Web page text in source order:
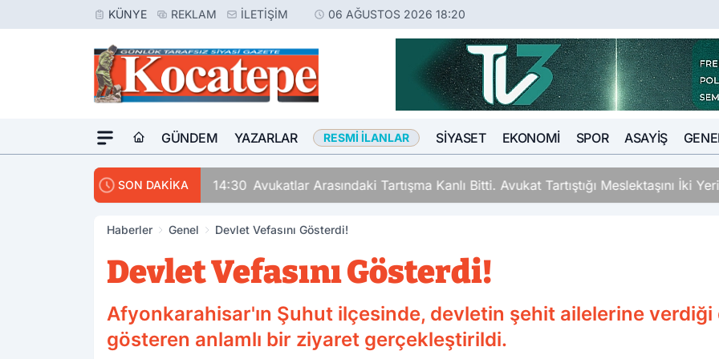
KÜNYE REKLAM İLETIŞIM 06 AĞUSTOS 2026 18:20
GÜNDEM YAZARLAR RESMI İLANLAR SIYASET EKONOMI SPOR ASAYIŞ
SON DAKİKA 14:30 Avukatlar Arasındaki Tartışma Kanlı Bitti. Avukat Tartıştığı Meslektaşını İki
Haberler Genel Devlet Vefasını Gösterdi!
Devlet Vefasını Gösterdi!
Afyonkarahisar'ın Şuhut ilçesinde, devletin şehit ailelerine
gösteren anlamlı bir ziyaret gerçekleştirildi.